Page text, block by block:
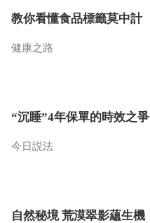
教你看懂食品標籤莫中計
健康之路
“沉睡”4年保單的時效之爭
今日説法
自然秘境 荒漠翠影蘊生機